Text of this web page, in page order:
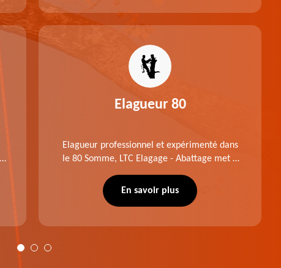
Elagueur 80
Elagueur professionnel et expérimenté dans
le 80 Somme, LTC Elagage - Abattage met à
notre intervention, votre espace vert sera
En savoir plus